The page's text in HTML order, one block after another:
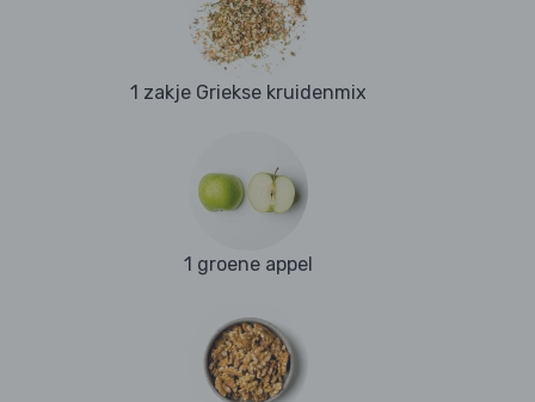
1 zakje Griekse kruidenmix
1 groene appel